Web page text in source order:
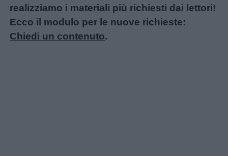
realizziamo i materiali più richiesti dai lettori!
Ecco il modulo per le nuove richieste:
Chiedi un contenuto.